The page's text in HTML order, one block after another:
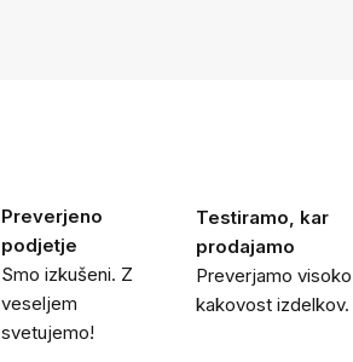
Preverjeno
podjetje
Smo izkušeni. Z
veseljem
svetujemo!
Testiramo, kar
prodajamo
Preverjamo visoko
kakovost izdelkov.